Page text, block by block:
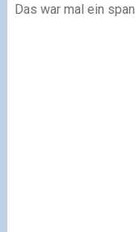
Das war mal ein